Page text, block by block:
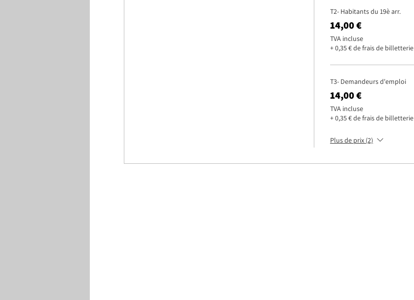
T2- Habitants du 19è arr.
14,00 €
TVA incluse
+ 0,35 € de frais de billetterie
T3- Demandeurs d'emploi
14,00 €
TVA incluse
+ 0,35 € de frais de billetterie
Plus de prix (2)